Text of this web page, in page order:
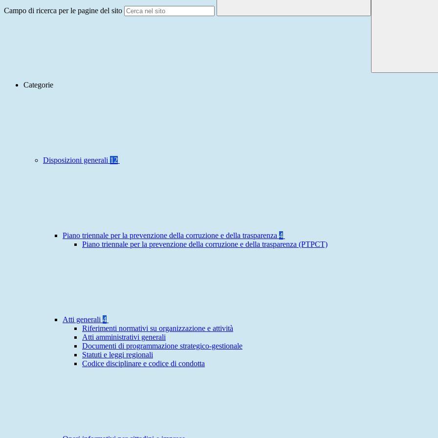
Campo di ricerca per le pagine del sito
Categorie
Disposizioni generali 12
Piano triennale per la prevenzione della corruzione e della trasparenza 4
Piano triennale per la prevenzione della corruzione e della trasparenza (PTPCT)
Atti generali 4
Riferimenti normativi su organizzazione e attività
Atti amministrativi generali
Documenti di programmazione strategico-gestionale
Statuti e leggi regionali
Codice disciplinare e codice di condotta